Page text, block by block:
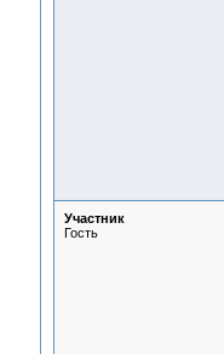
Участник
Гость